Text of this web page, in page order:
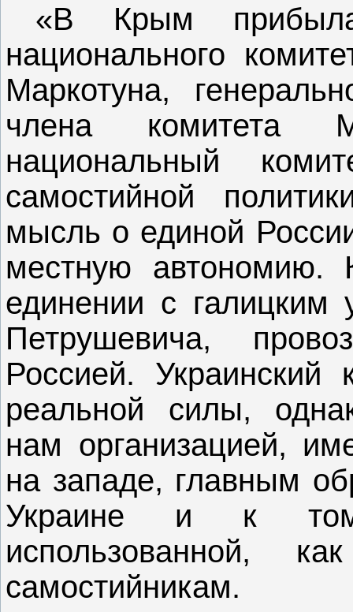
«В Крым прибыла
национального
Маркотуна,
члена комитета
национальный
самостийной
мысль о единой
местную автономию.
единении с галицким
Петрушевича,
Россией.
реальной силы,
нам организацией,
на западе, главным
Украине и к
использованной,
самостийникам.